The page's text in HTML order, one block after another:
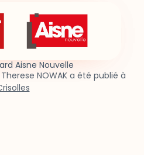
Aisne Nouvelle
NOWAK a été publié à